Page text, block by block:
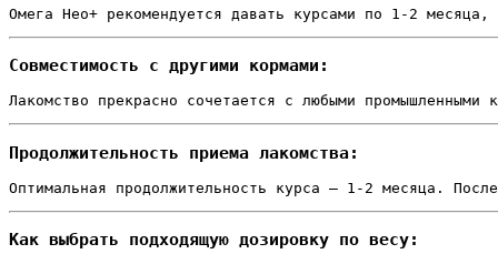
Омега Нео+ рекомендуется давать курсами по 1-2
Совместимость с другими кормами:
Лакомство прекрасно сочетается с любыми
Продолжительность приема лакомства:
Оптимальная продолжительность курса — 1-2 месяца.
Как выбрать подходящую дозировку по весу: